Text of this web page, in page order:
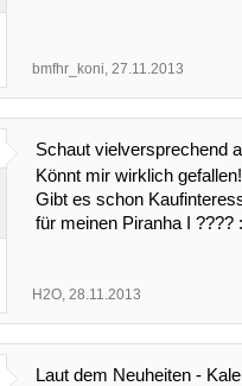
bmfhr_koni, 27.11.2013
Schaut vielversprechend
Könnt mir wirklich gefallen!
Gibt es schon
für meinen Piranha I ????
H2O, 28.11.2013
Laut dem Neuheiten -